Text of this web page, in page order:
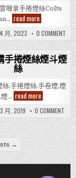
喱拿手捲煙絲Colts
read moreColts
Vanilla
Rolling
Tobacco
小
馬
果
仁
喱
拿
手
捲
煙
絲
月, 2023 0 COMMENTON
小
馬
果
仁
雲
喱
拿
手
捲
煙
絲
手捲煙絲煙斗煙
絲
絲,手捲煙絲,手卷煙,煙
煙… read more香
港
網
購
手
捲
煙
絲
煙
斗
煙
絲
月, 2019 0 COMMENT ON
香
港
網
購
手
捲
煙
絲
煙
→